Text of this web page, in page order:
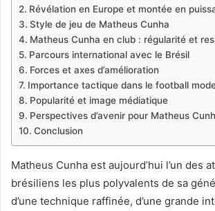
Révélation en Europe et montée en
Style de jeu de Matheus Cunha
Matheus Cunha en club : régularité et
Parcours international avec le Brésil
Forces et axes d’amélioration
Importance tactique dans le football
Popularité et image médiatique
Perspectives d’avenir pour Matheus
Conclusion
Matheus Cunha est aujourd’hui l’un des
brésiliens les plus polyvalents de sa
d’une technique raffinée, d’une grande